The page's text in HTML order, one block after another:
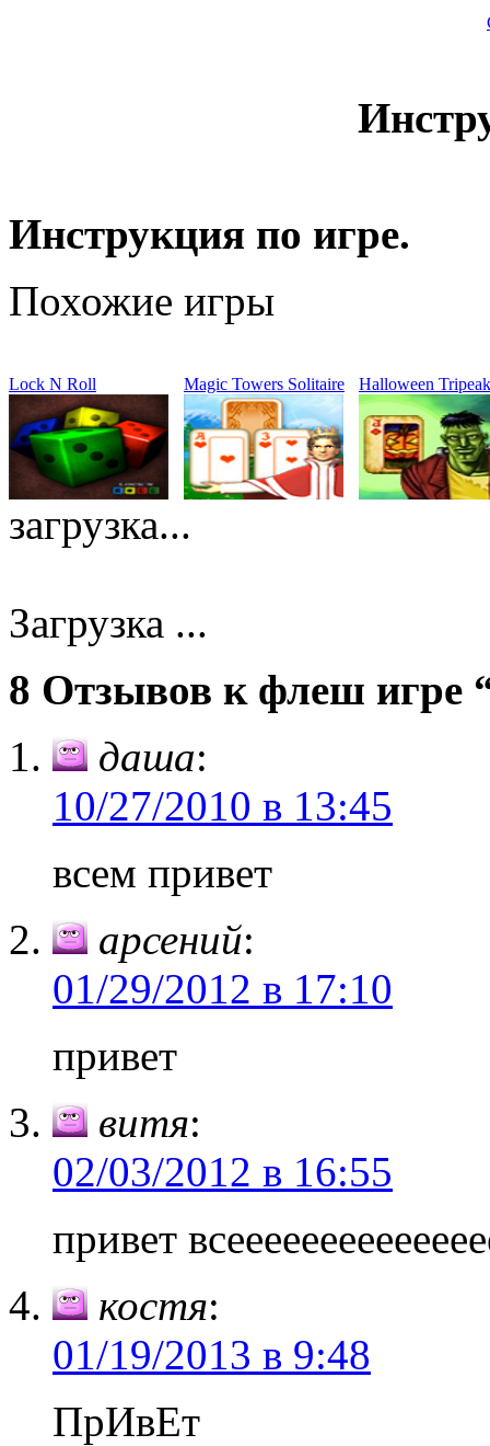
Инструкция по игре.
Похожие игры
Lock N Roll Magic Towers Solitaire Halloween
загрузка...
Загрузка ...
8 Отзывов к флеш игре
даша:
10/27/2010 в 13:45
всем привет
арсений:
01/29/2012 в 17:10
привет
витя:
02/03/2012 в 16:55
привет
костя:
01/19/2013 в 9:48
ПрИвЕт